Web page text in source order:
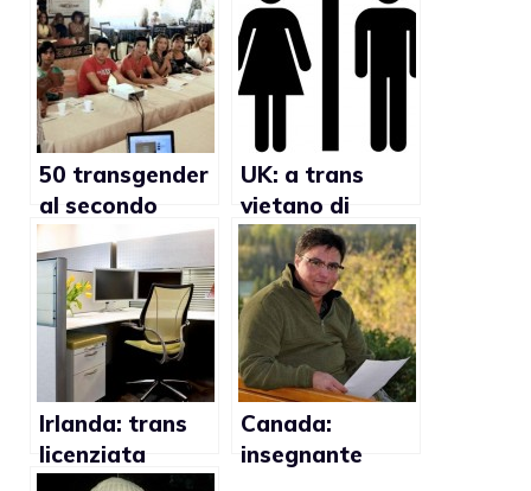
50 transgender
al secondo
incontro
internazionale
per la micro
imprenditoria
trans in
Ecuador
UK: a trans
vietano di
utilizzare il
bagno delle
donne in uno
stadio
Irlanda: trans
licenziata
riceverà 35mila
Canada:
insegnante